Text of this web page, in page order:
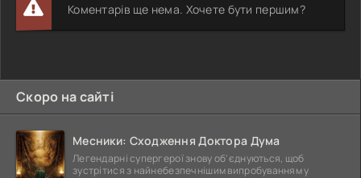
Коментарів ще нема. Хочете бути першим?
Скоро на сайті
Месники: Сходження Доктора Дума
Легендарні супергерої знову об'єднуються, щоб
зустрітися з найнебезпечнішим випробуванням у